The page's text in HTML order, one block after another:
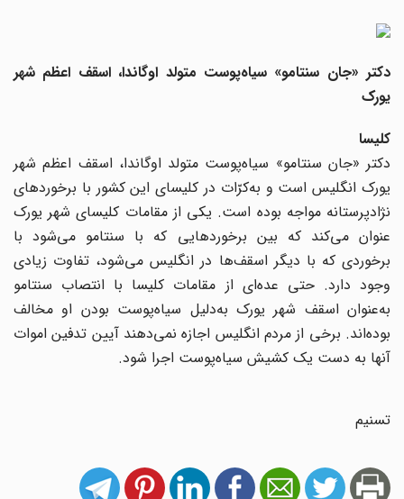
دکتر «جان سنتامو» سیاه‌پوست متولد اوگاندا، اسقف اعظم شهر
یورک
کلیسا
دکتر «جان سنتامو» سیاه‌پوست متولد اوگاندا، اسقف اعظم شهر
یورک انگلیس است و به‌کرّات در کلیسای این کشور با برخوردهای
نژادپرستانه مواجه بوده است. یکی از مقامات کلیسای شهر یورک
عنوان می‌کند که بین برخوردهایی که با سنتامو می‌شود با
برخوردی که با دیگر اسقف‌ها در انگلیس می‌شود، تفاوت زیادی
وجود دارد. حتی عده‌ای از مقامات کلیسا با انتصاب سنتامو
به‌عنوان اسقف شهر یورک به‌دلیل سیاه‌پوست بودن او مخالف
بوده‌اند. برخی از مردم انگلیس اجازه نمی‌دهند آیین تدفین اموات
آنها به دست یک کشیش سیاه‌پوست اجرا شود.
تسنیم